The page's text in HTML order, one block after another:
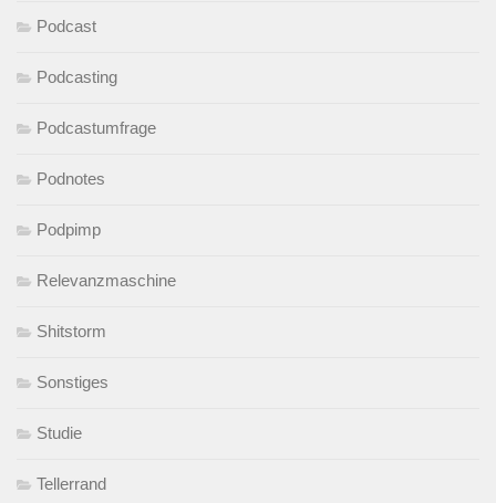
Podcast
Podcasting
Podcastumfrage
Podnotes
Podpimp
Relevanzmaschine
Shitstorm
Sonstiges
Studie
Tellerrand